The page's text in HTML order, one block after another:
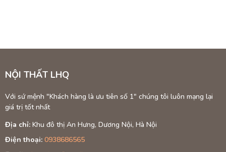
Thiết Kế:
kiệm không
NỘI THẤT LHQ
Với sứ mệnh "Khách hàng là ưu tiên số 1" chúng tôi luôn mạng lại
giá trị tốt nhất
Địa chỉ: Khu đô thị An Hưng, Dương Nội, Hà Nội
Điện thoại: 0938686565